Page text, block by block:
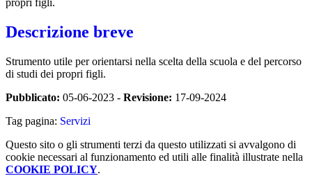
Descrizione breve
Strumento utile per orientarsi nella scelta della scuola e del percorso
di studi dei propri figli.
Pubblicato: 05-06-2023 - Revisione: 17-09-2024
Tag pagina: Servizi
Questo sito o gli strumenti terzi da questo utilizzati si avvalgono di
cookie necessari al funzionamento ed utili alle finalità illustrate nella
COOKIE POLICY.